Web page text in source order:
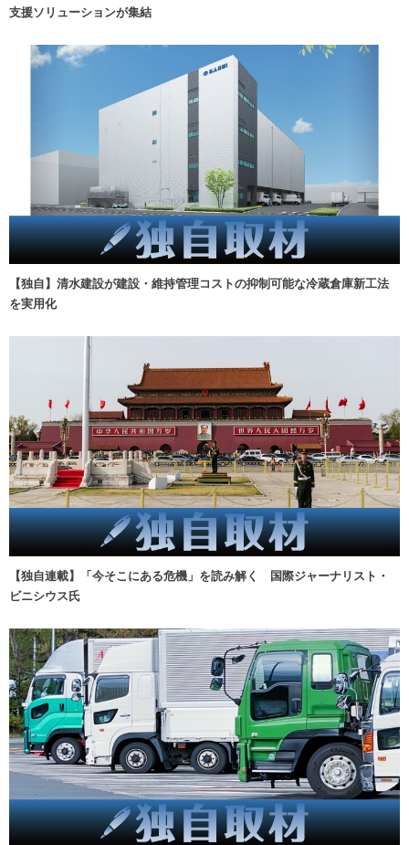
支援ソリューションが集結
【独自】清水建設が建設・維持管理コストの抑制可能な冷蔵倉庫新工法
を実用化
【独自連載】「今そこにある危機」を読み解く 国際ジャーナリスト・
ビニシウス氏